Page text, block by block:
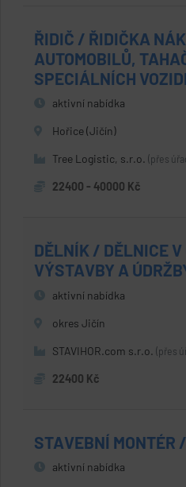
ŘIDIČ / ŘIDIČKA
AUTOMOBILŮ,
SPECIÁLNÍCH
aktivní nabídka
Hořice (Jičín)
Tree Logistic, s.r.o. (přes
22400 - 40000 Kč
DĚLNÍK / DĚLNICE V
VÝSTAVBY A
aktivní nabídka
okres Jičín
STAVIHOR.com s.r.o. (přes
22400 Kč
STAVEBNÍ MONTÉR
aktivní nabídka